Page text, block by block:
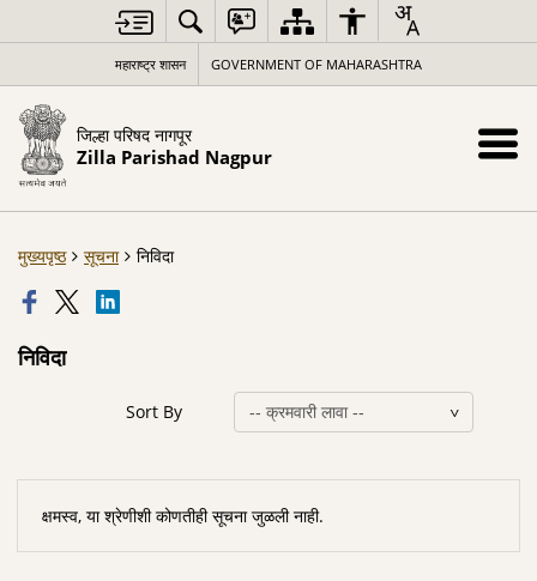
महाराष्ट्र शासन GOVERNMENT OF MAHARASHTRA
जिल्हा परिषद नागपूर
Zilla Parishad Nagpur
मुख्यपृष्ठ सूचना निविदा
निविदा
Sort By
क्षमस्व, या श्रेणीशी कोणतीही सूचना जुळली नाही.